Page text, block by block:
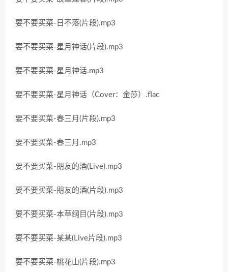
要不要买菜-日不落(片段).mp3
要不要买菜-星月神话(片段).mp3
要不要买菜-星月神话.mp3
要不要买菜-星月神话（Cover：金莎）.flac
要不要买菜-春三月(片段).mp3
要不要买菜-春三月.mp3
要不要买菜-朋友的酒(Live).mp3
要不要买菜-朋友的酒(片段).mp3
要不要买菜-本草纲目(片段).mp3
要不要买菜-某某(Live片段).mp3
要不要买菜-桃花山(片段).mp3